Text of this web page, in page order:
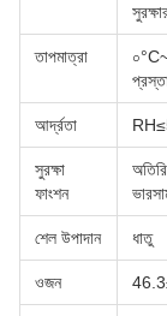
তাপমাত্রা
আর্দ্রতা
সুরক্ষা
ফাংশন
শেল উপাদান ধাতু
ওজন